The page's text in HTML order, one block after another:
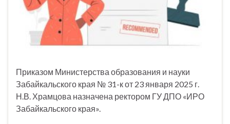
Приказом Министерства образования и науки
Забайкальского края № 31-к от 23 января 2025 г.
Н.В. Храмцова назначена ректором ГУ ДПО «ИРО
Забайкальского края».